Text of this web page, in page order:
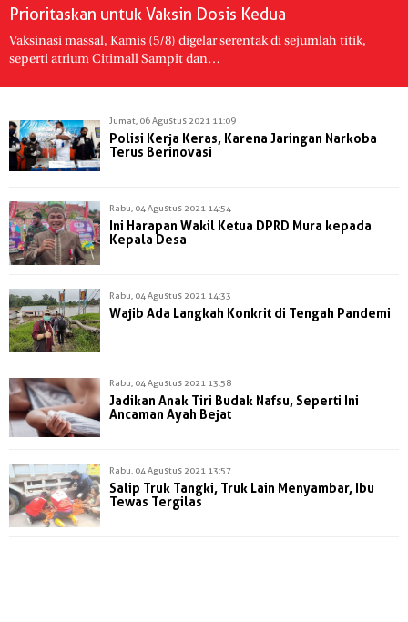
Prioritaskan untuk Vaksin Dosis Kedua
Vaksinasi massal, Kamis (5/8) digelar serentak di sejumlah titik,
seperti atrium Citimall Sampit dan…
Jumat, 06 Agustus 2021 11:09
Polisi Kerja Keras, Karena Jaringan Narkoba
Terus Berinovasi
Rabu, 04 Agustus 2021 14:54
Ini Harapan Wakil Ketua DPRD Mura kepada
Kepala Desa
Rabu, 04 Agustus 2021 14:33
Wajib Ada Langkah Konkrit di Tengah Pandemi
Rabu, 04 Agustus 2021 13:58
Jadikan Anak Tiri Budak Nafsu, Seperti Ini
Ancaman Ayah Bejat
Rabu, 04 Agustus 2021 13:57
Salip Truk Tangki, Truk Lain Menyambar, Ibu
Tewas Tergilas